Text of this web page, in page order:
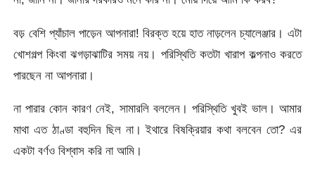
বড় বেশি প্যাঁচাল পাড়েন আপনারা! বিরক্ত হয়ে হাত নাড়লেন চ্যালেঞ্জার। এটা
খোশগল্প কিংবা ঝগড়াঝাটির সময় নয়। পরিস্থিতি কতটা খারাপ কল্পনাও করতে
পারছেন না আপনারা।
না পারার কোন কারণ নেই, সামারলি বললেন। পরিস্থিতি খুবই ভাল। আমার
মাথা এত ঠাণ্ডা বহুদিন ছিল না। ইথারে বিষক্রিয়ার কথা বলবেন তো? এর
একটা বর্ণও বিশ্বাস করি না আমি।